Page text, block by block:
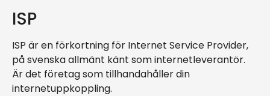
ISP
ISP är en förkortning för Internet Service Provider,
på svenska allmänt känt som internetleverantör.
Är det företag som tillhandahåller din
internetuppkoppling.